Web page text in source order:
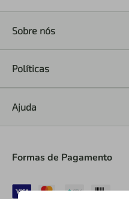
Sobre nós
Políticas
Ajuda
Formas de Pagamento